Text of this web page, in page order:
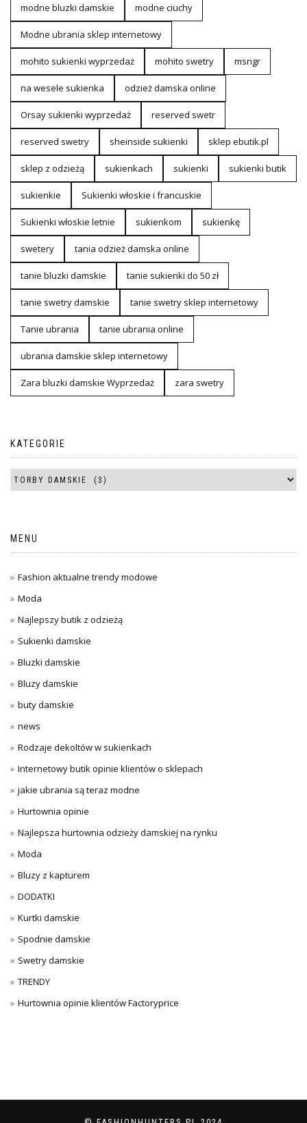
modne bluzki damskie modne ciuchy
Modne ubrania sklep internetowy
mohito sukienki wyprzedaż mohito swetry msngr
na wesele sukienka odzież damska online
Orsay sukienki wyprzedaż reserved swetr
reserved swetry sheinside sukienki sklep ebutik.pl
sklep z odzieżą sukienkach sukienki sukienki butik
sukienkie Sukienki włoskie i francuskie
Sukienki włoskie letnie sukienkom sukienkę
swetery tania odzież damska online
tanie bluzki damskie tanie sukienki do 50 zł
tanie swetry damskie tanie swetry sklep internetowy
Tanie ubrania tanie ubrania online
ubrania damskie sklep internetowy
Zara bluzki damskie Wyprzedaż zara swetry
KATEGORIE
MENU
Fashion aktualne trendy modowe
Moda
Najlepszy butik z odzieżą
Sukienki damskie
Bluzki damskie
Bluzy damskie
buty damskie
news
Rodzaje dekoltów w sukienkach
Internetowy butik opinie klientów o sklepach
jakie ubrania są teraz modne
Hurtownia opinie
Najlepsza hurtownia odzieży damskiej na rynku
Moda
Bluzy z kapturem
DODATKI
Kurtki damskie
Spodnie damskie
Swetry damskie
TRENDY
Hurtownia opinie klientów Factoryprice